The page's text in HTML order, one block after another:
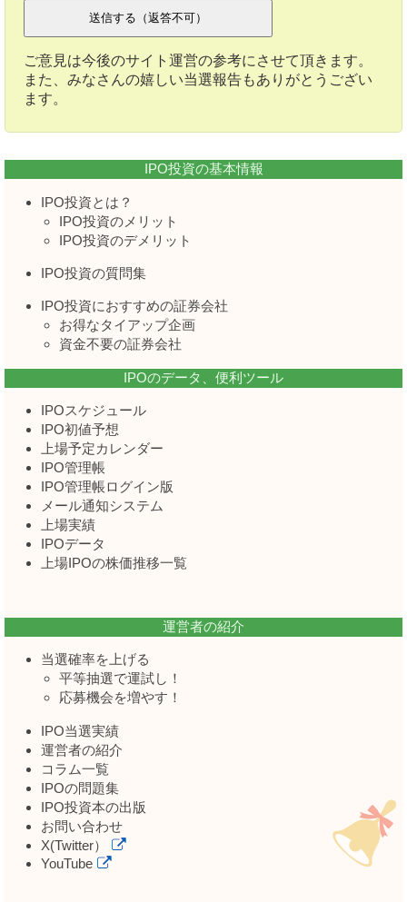
ご意見は今後のサイト運営の参考にさせて頂きます。
また、みなさんの嬉しい当選報告もありがとうござい
ます。
IPO投資の基本情報
IPO投資とは？
IPO投資のメリット
IPO投資のデメリット
IPO投資の質問集
IPO投資におすすめの証券会社
お得なタイアップ企画
資金不要の証券会社
IPOのデータ、便利ツール
IPOスケジュール
IPO初値予想
上場予定カレンダー
IPO管理帳
IPO管理帳ログイン版
メール通知システム
上場実績
IPOデータ
上場IPOの株価推移一覧
運営者の紹介
当選確率を上げる
平等抽選で運試し！
応募機会を増やす！
IPO当選実績
運営者の紹介
コラム一覧
IPOの問題集
IPO投資本の出版
お問い合わせ
X(Twitter）
YouTube